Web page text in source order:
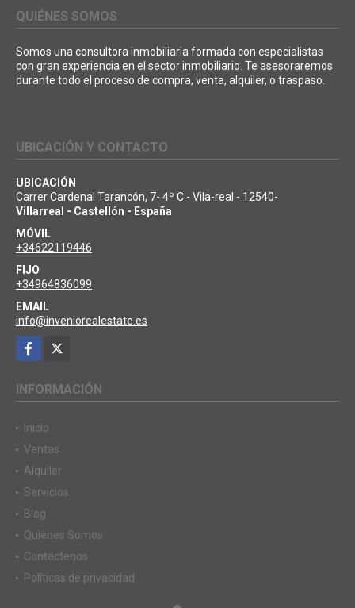
QUIÉNES SOMOS
Somos una consultora inmobiliaria formada con especialistas
con gran experiencia en el sector inmobiliario. Te asesoraremos
durante todo el proceso de compra, venta, alquiler, o traspaso.
UBICACIÓN Y CONTACTO
UBICACIÓN
Carrer Cardenal Tarancón, 7- 4º C - Vila-real - 12540-
Villarreal - Castellón - España
MÓVIL
+34622119446
FIJO
+34964836099
EMAIL
info@inveniorealestate.es
Facebook
INFORMACIÓN
Inicio
Ventas
Alquiler
Servicios
Blog
Quiénes Somos
Contáctenos
Políticas de privacidad